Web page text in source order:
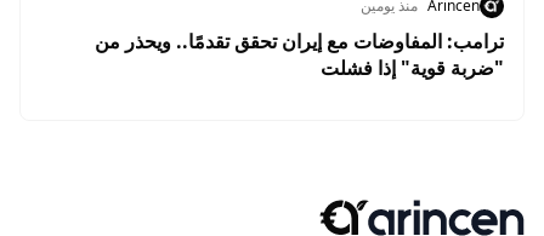
Arincen منذ يومين
ترامب: المفاوضات مع إيران تحقق تقدمًا.. ويحذر من
"ضربة قوية" إذا فشلت